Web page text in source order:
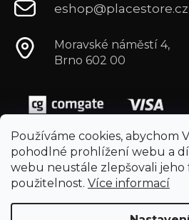
Používáme cookies, abychom
pohodlné prohlížení webu a
webu neustále zlepšovali jeho
použitelnost. Více informací
eshop@placestore.cz
Moravské náměstí 4,
Brno 602 00